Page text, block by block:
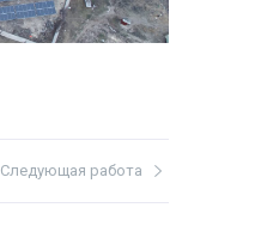
Следующая работа